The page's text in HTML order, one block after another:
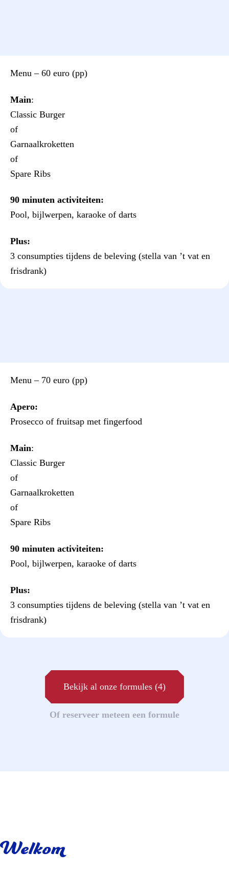
Menu – 60 euro (pp)
Main:
Classic Burger
of
Garnaalkroketten
of
Spare Ribs
90 minuten activiteiten:
Pool, bijlwerpen, karaoke of darts
Plus:
3 consumpties tijdens de beleving (stella van ’t vat en
frisdrank)
Menu – 70 euro (pp)
Apero:
Prosecco of fruitsap met fingerfood
Main:
Classic Burger
of
Garnaalkroketten
of
Spare Ribs
90 minuten activiteiten:
Pool, bijlwerpen, karaoke of darts
Plus:
3 consumpties tijdens de beleving (stella van ’t vat en
frisdrank)
Bekijk al onze formules (4)
Of reserveer meteen een formule
Welkom